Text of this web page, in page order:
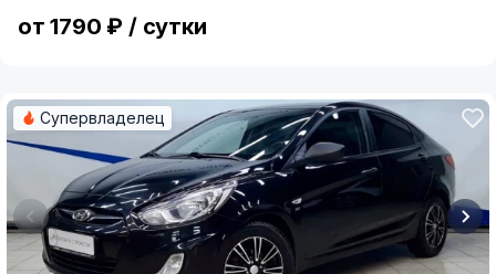
от 1790 ₽ / сутки
Супервладелец